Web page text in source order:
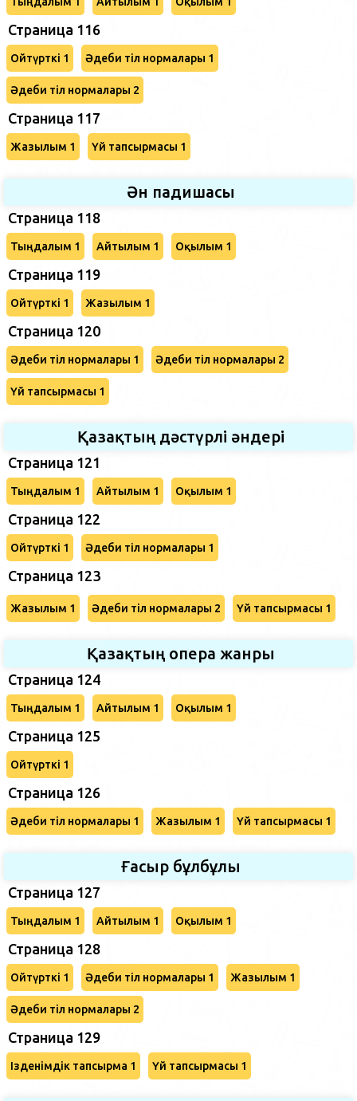
Страница 116
Ойтүрткі 1 Әдеби тіл нормалары 1
Әдеби тіл нормалары 2
Страница 117
Жазылым 1 Үй тапсырмасы 1
Ән падишасы
Страница 118
Тыңдалым 1 Айтылым 1 Оқылым 1
Страница 119
Ойтүрткі 1 Жазылым 1
Страница 120
Әдеби тіл нормалары 1 Әдеби тіл нормалары 2
Үй тапсырмасы 1
Қазақтың дәстүрлі әндері
Страница 121
Тыңдалым 1 Айтылым 1 Оқылым 1
Страница 122
Ойтүрткі 1 Әдеби тіл нормалары 1
Страница 123
Жазылым 1 Әдеби тіл нормалары 2 Үй тапсырмасы 1
Қазақтың опера жанры
Страница 124
Тыңдалым 1 Айтылым 1 Оқылым 1
Страница 125
Ойтүрткі 1
Страница 126
Әдеби тіл нормалары 1 Жазылым 1 Үй тапсырмасы 1
Ғасыр бұлбұлы
Страница 127
Тыңдалым 1 Айтылым 1 Оқылым 1
Страница 128
Ойтүрткі 1 Әдеби тіл нормалары 1 Жазылым 1
Әдеби тіл нормалары 2
Страница 129
Ізденімдік тапсырма 1 Үй тапсырмасы 1